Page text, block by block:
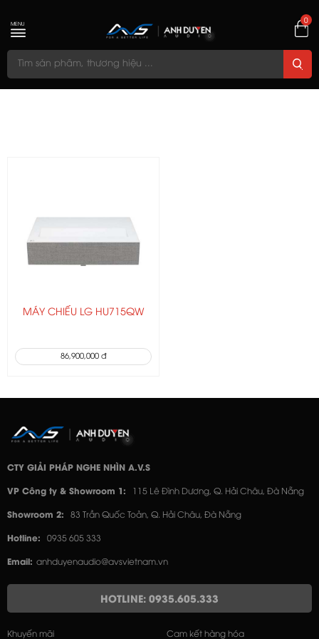
0
MENU
MÁY CHIẾU LG HU715QW
86,900,000 đ
CTY GIẢI PHÁP NGHE NHÌN A.V.S
VP Công ty & Showroom 1: 115 Lê Đình Dương, Q. Hải Châu, Đà Nẵng
Showroom 2: 83 Trần Quốc Toản, Q. Hải Châu, Đà Nẵng
Hotline: 0935 605 333
Email: anhduyenaudio@avsvietnam.vn
HOTLINE: 0935.605.333
Khuyến mãi Cam kết hàng hóa